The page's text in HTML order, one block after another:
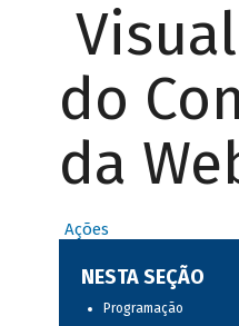
do
da
Ações
NESTA SEÇÃO
Programação